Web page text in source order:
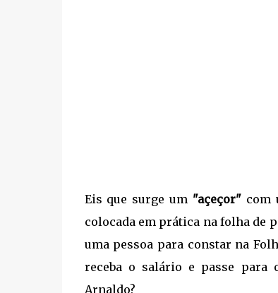
Eis que surge um "açeçor" com
colocada em prática na folha de
uma pessoa para constar na
receba o salário e passe para
Arnaldo?